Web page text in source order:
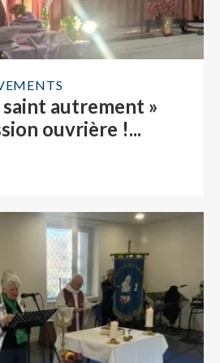
autrement »
ouvrière !...